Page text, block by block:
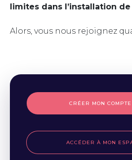
limites dans l’installation
Alors, vous nous rejoignez
CRÉER MON COMPTE
ACCÉDER À MON